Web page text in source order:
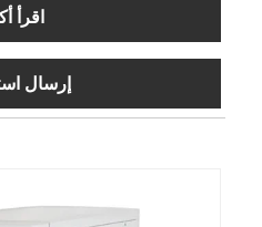
اقرأ
إرسال